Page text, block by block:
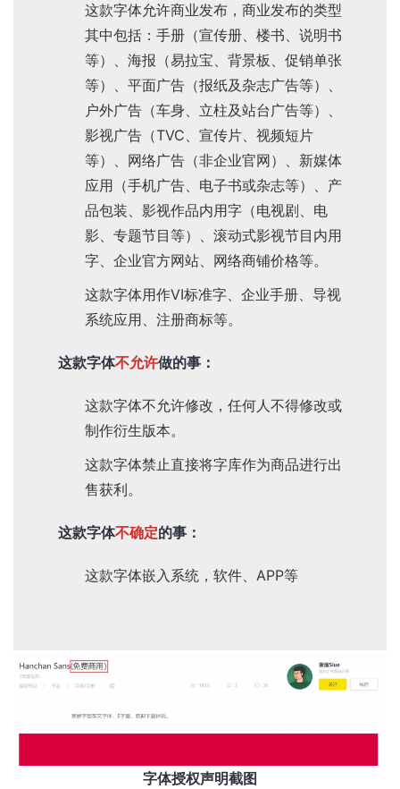
这款字体允许商业发布，商业发布的类型
其中包括：手册（宣传册、楼书、说明书
等）、海报（易拉宝、背景板、促销单张
等）、平面广告（报纸及杂志广告等）、
户外广告（车身、立柱及站台广告等）、
影视广告（TVC、宣传片、视频短片
等）、网络广告（非企业官网）、新媒体
应用（手机广告、电子书或杂志等）、产
品包装、影视作品内用字（电视剧、电
影、专题节目等）、滚动式影视节目内用
字、企业官方网站、网络商铺价格等。
这款字体用作VI标准字、企业手册、导视
系统应用、注册商标等。
这款字体不允许做的事：
这款字体不允许修改，任何人不得修改或
制作衍生版本。
这款字体禁止直接将字库作为商品进行出
售获利。
这款字体不确定的事：
这款字体嵌入系统，软件、APP等
字体授权声明截图